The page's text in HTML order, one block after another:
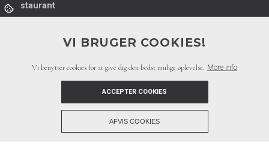
Restaurant
Samarbejdspartnere
VI BRUGER COOKIES!
Vi benytter cookies for at give dig den bedst mulige oplevelse. More info
ACCEPTER COOKIES
AFVIS COOKIES